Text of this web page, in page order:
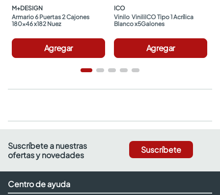
M+DESIGN
Armario 6 Puertas 2 Cajones
180x46 x182 Nuez
Agregar
ICO
Vinilo  ViniliICO Tipo 1 Acrílica
Blanco x5Galones
Agregar
Suscríbete a nuestras
ofertas y novedades
Suscríbete
Centro de ayuda